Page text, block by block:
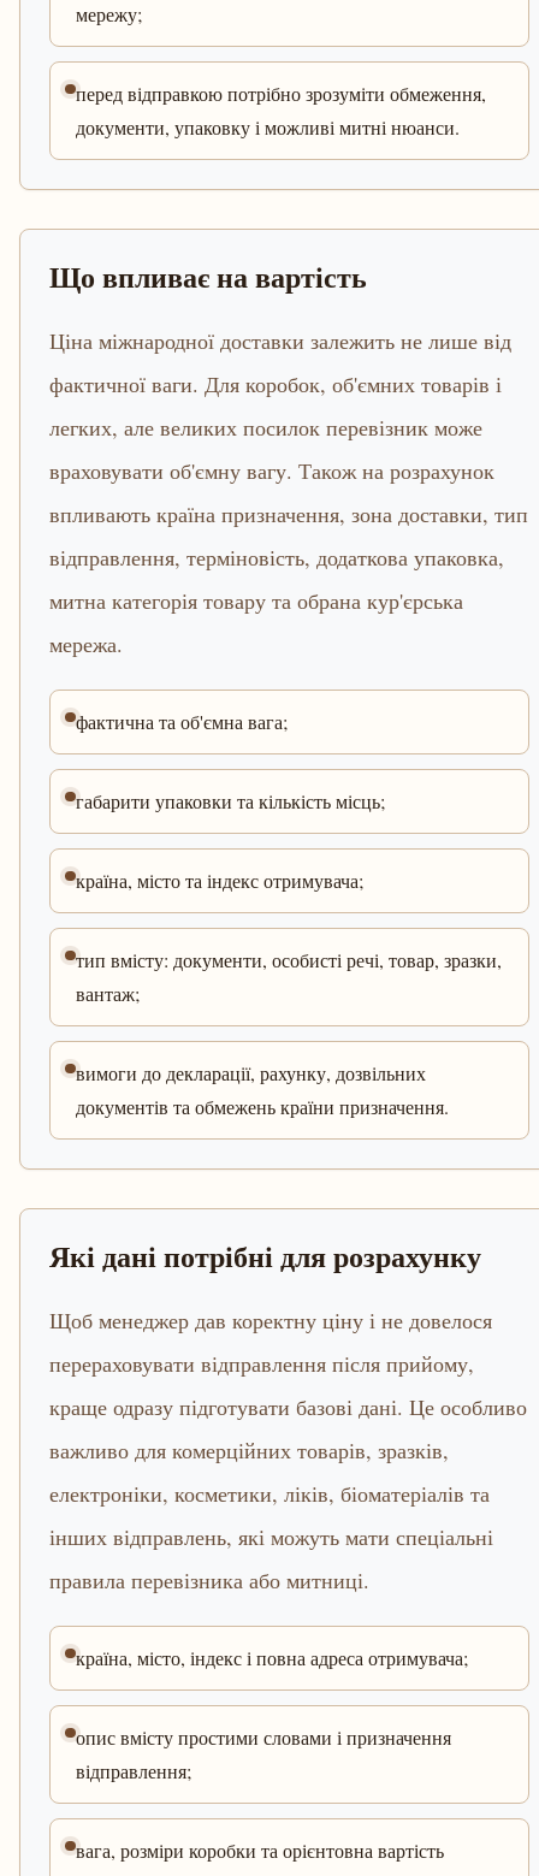
мережу;
перед відправкою потрібно зрозуміти обмеження,
документи, упаковку і можливі митні нюанси.
Що впливає на вартість
Ціна міжнародної доставки залежить не лише від
фактичної ваги. Для коробок, об'ємних товарів і
легких, але великих посилок перевізник може
враховувати об'ємну вагу. Також на розрахунок
впливають країна призначення, зона доставки, тип
відправлення, терміновість, додаткова упаковка,
митна категорія товару та обрана кур'єрська
мережа.
фактична та об'ємна вага;
габарити упаковки та кількість місць;
країна, місто та індекс отримувача;
тип вмісту: документи, особисті речі, товар, зразки,
вантаж;
вимоги до декларації, рахунку, дозвільних
документів та обмежень країни призначення.
Які дані потрібні для розрахунку
Щоб менеджер дав коректну ціну і не довелося
перераховувати відправлення після прийому,
краще одразу підготувати базові дані. Це особливо
важливо для комерційних товарів, зразків,
електроніки, косметики, ліків, біоматеріалів та
інших відправлень, які можуть мати спеціальні
правила перевізника або митниці.
країна, місто, індекс і повна адреса отримувача;
опис вмісту простими словами і призначення
відправлення;
вага, розміри коробки та орієнтовна вартість